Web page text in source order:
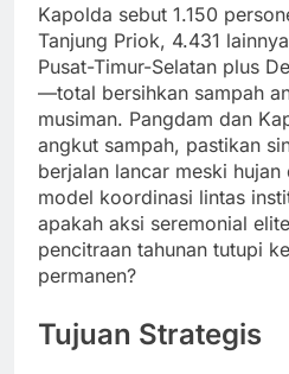
Kapolda sebut 1.150
Tanjung Priok, 4.431
Pusat-Timur-Selatan plus
—total bersihkan sampah
musiman. Pangdam dan
angkut sampah, pastikan
berjalan lancar meski hujan
model koordinasi lintas
apakah aksi seremonial
pencitraan tahunan tutupi
permanen?
Tujuan Strategis